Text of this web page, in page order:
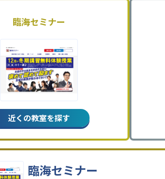
臨海セミナー
近くの教室を探す
臨海セミナー